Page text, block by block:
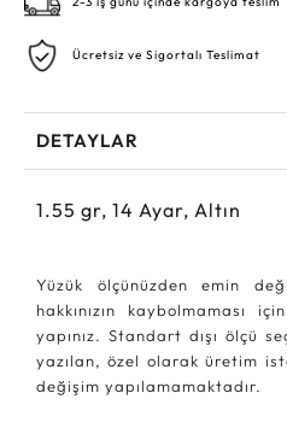
Ücretsiz ve Sigortalı Teslimat
DETAYLAR
1.55 gr, 14 Ayar, Altın
Yüzük ölçünüzden emin
hakkınızın kaybolmaması
yapınız. Standart dışı ölçü
yazılan, özel olarak üretim
değişim yapılamamaktadır.